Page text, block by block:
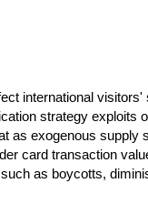
international visitors'
strategy exploits
as exogenous supply
card transaction
as boycotts,